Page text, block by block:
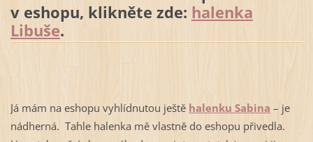
v eshopu, klikněte zde: halenka
Libuše.
Já mám na eshopu vyhlídnutou ještě halenku Sabina – je
nádherná. Tahle halenka mě vlastně do eshopu přivedla.